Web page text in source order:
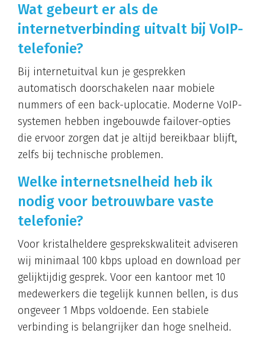
Wat gebeurt er als de
internetverbinding uitvalt bij VoIP-
telefonie?
Bij internetuitval kun je gesprekken
automatisch doorschakelen naar mobiele
nummers of een back-uplocatie. Moderne VoIP-
systemen hebben ingebouwde failover-opties
die ervoor zorgen dat je altijd bereikbaar blijft,
zelfs bij technische problemen.
Welke internetsnelheid heb ik
nodig voor betrouwbare vaste
telefonie?
Voor kristalheldere gesprekskwaliteit adviseren
wij minimaal 100 kbps upload en download per
gelijktijdig gesprek. Voor een kantoor met 10
medewerkers die tegelijk kunnen bellen, is dus
ongeveer 1 Mbps voldoende. Een stabiele
verbinding is belangrijker dan hoge snelheid.